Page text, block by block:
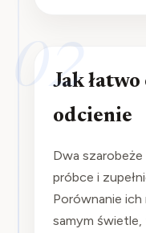
02
Jak
odcienie
Dwa
próbce i
Porównanie
samym